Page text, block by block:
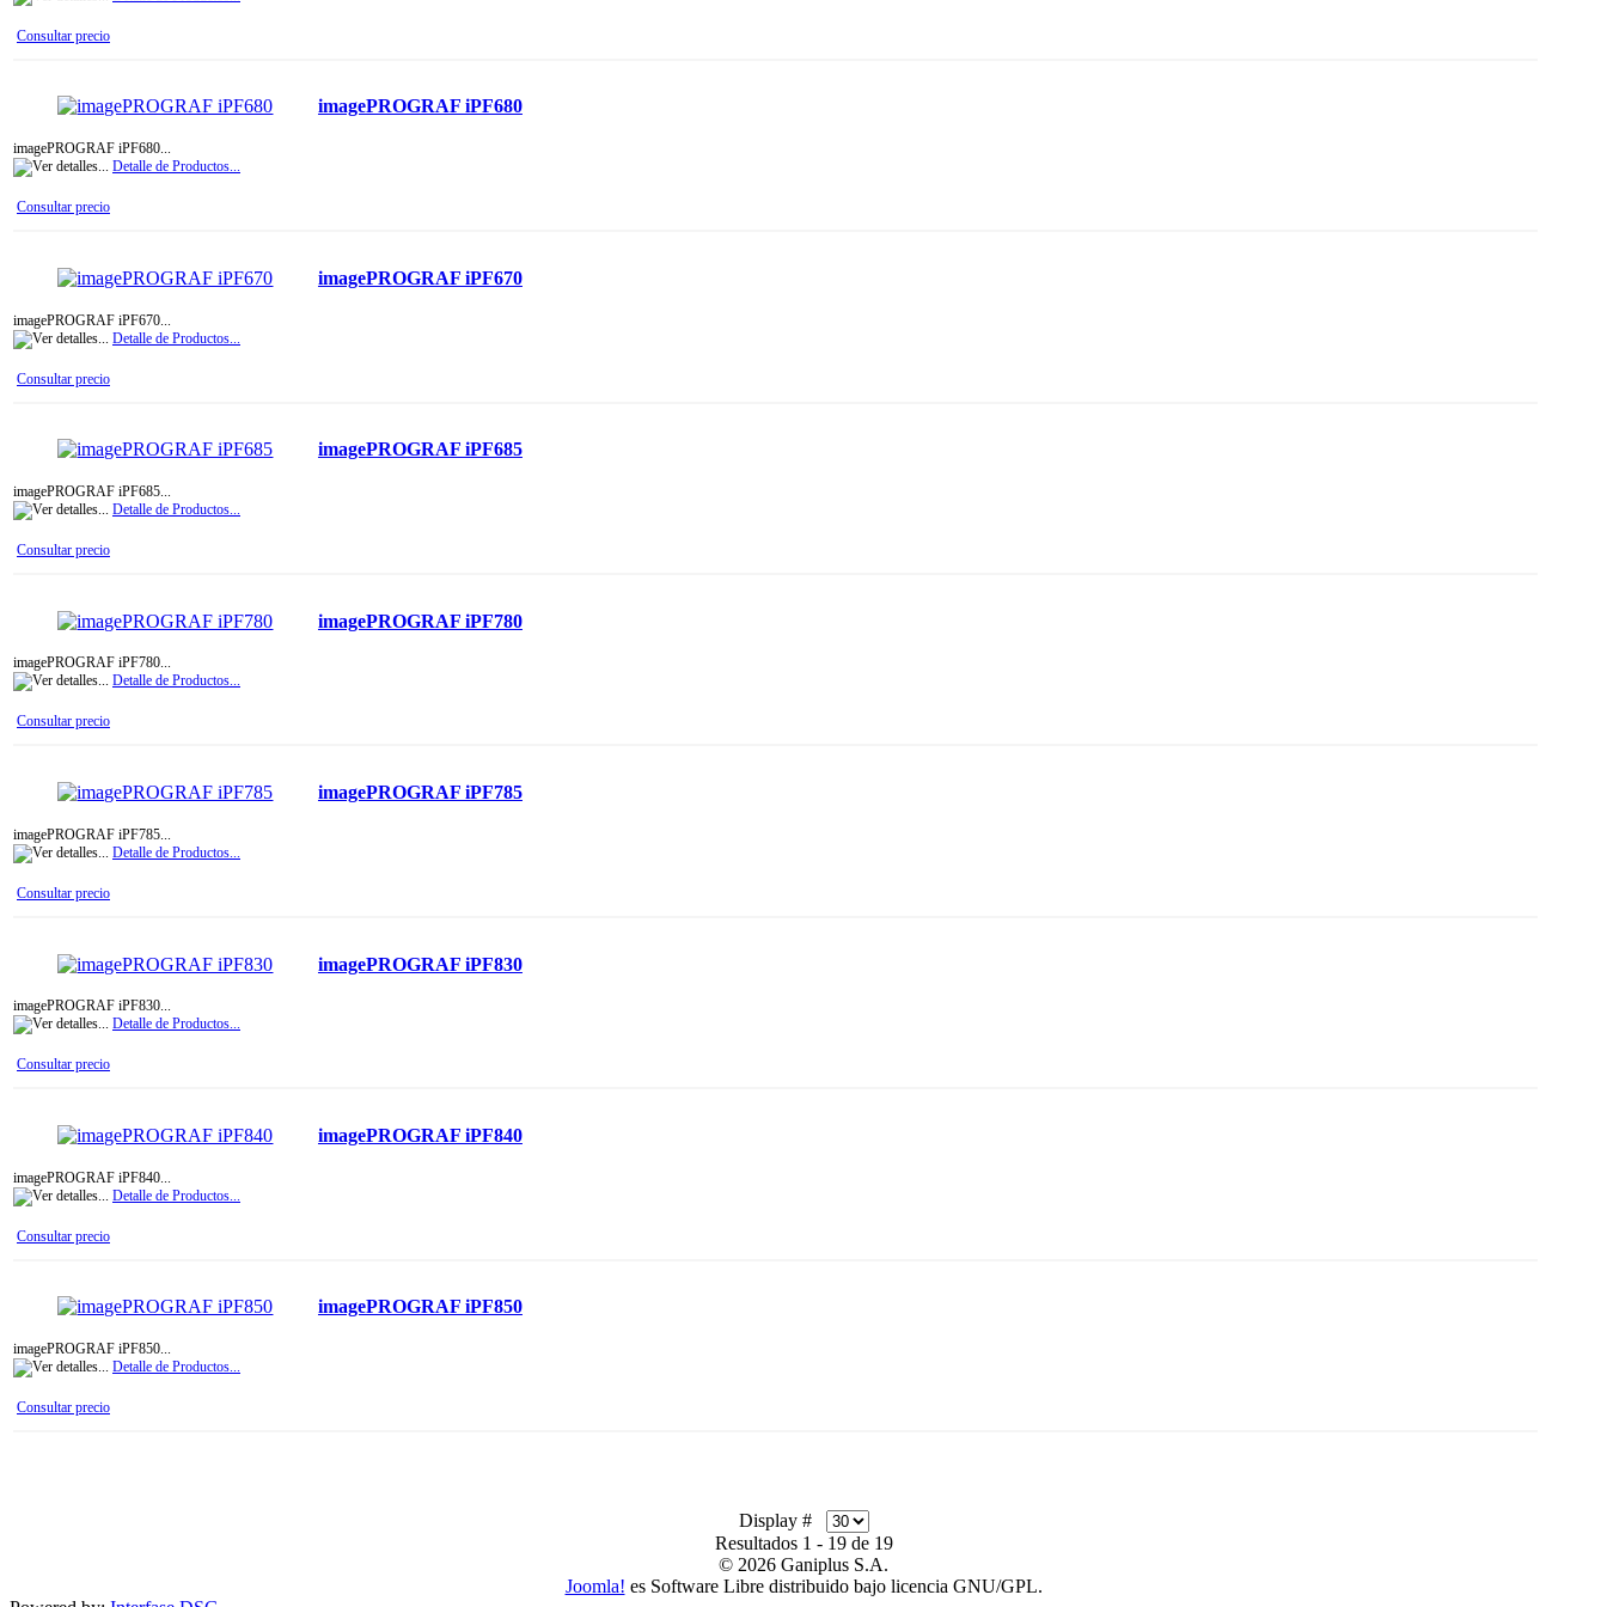
Consultar precio
imagePROGRAF iPF680
imagePROGRAF iPF680...
Detalle de Productos...
Consultar precio
imagePROGRAF iPF670
imagePROGRAF iPF670...
Detalle de Productos...
Consultar precio
imagePROGRAF iPF685
imagePROGRAF iPF685...
Detalle de Productos...
Consultar precio
imagePROGRAF iPF780
imagePROGRAF iPF780...
Detalle de Productos...
Consultar precio
imagePROGRAF iPF785
imagePROGRAF iPF785...
Detalle de Productos...
Consultar precio
imagePROGRAF iPF830
imagePROGRAF iPF830...
Detalle de Productos...
Consultar precio
imagePROGRAF iPF840
imagePROGRAF iPF840...
Detalle de Productos...
Consultar precio
imagePROGRAF iPF850
imagePROGRAF iPF850...
Detalle de Productos...
Consultar precio
Display #
Resultados 1 - 19 de 19
© 2026 Ganiplus S.A.
Joomla! es Software Libre distribuido bajo licencia GNU/GPL.